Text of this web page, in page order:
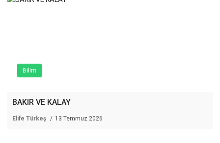
Bilim
BAKIR VE KALAY
Elife Türkeş 13 Temmuz 2026